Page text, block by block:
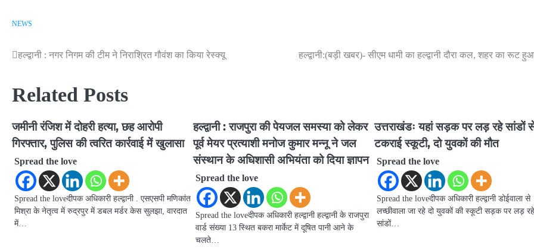
NEWS
Post
हल्द्वानी : नगर निगम की टीम ने निराश्रित गौवंश का किया रेस्क्यू हल्द्वानी:(बड़ी खबर)- सीएम धामी का हल्द्वानी दौरा कल, शहर का रूट
Related Posts
जमीनी रंजिश में दोहरी हत्या, छह आरोपी
गिरफ्तार, पुलिस की त्वरित कार्रवाई में खुलासा
Spread the love
Spread the loveदीपक अधिकारी हल्द्वानी . एसएसपी मणिकांत
मिश्रा के नेतृत्व में रुद्रपुर में डबल मर्डर केस सुलझा, वारदात
में…
हल्द्वानी : राजपुरा की पेयजल समस्या को लेकर
पूर्व मेयर प्रत्याशी मनोज कुमार मन्नू ने जल
संस्थान के अधिशासी अभियंता को दिया ज्ञापन
Spread the love
Spread the loveदीपक अधिकारी हल्द्वानी हल्द्वानी के राजपुरा
वार्ड संख्या 13 स्थित बकरा मार्केट में दूषित पानी आने के
चलते…
उत्तराखंडः यहां सड़क पर लड़ रहे सांडों
टकराई स्कूटी, दो युवकों की मौत
Spread the love
Spread the loveदीपक अधिकारी हल्द्वानी डोईवाला से
लच्छीवाला जा रहे दो युवकों की स्कूटी सड़क पर लड़
सांडों…